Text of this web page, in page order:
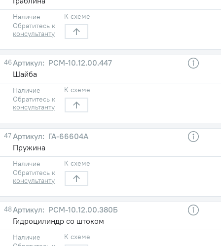
Наличие
Обратитесь к
консультанту
К схеме
46
РСМ-10.12.00.447
Шайба
Наличие
Обратитесь к
консультанту
К схеме
47
ГА-66604А
Пружина
Наличие
Обратитесь к
консультанту
К схеме
48
РСМ-10.12.00.380Б
Гидроцилиндр со штоком
Наличие
К схеме